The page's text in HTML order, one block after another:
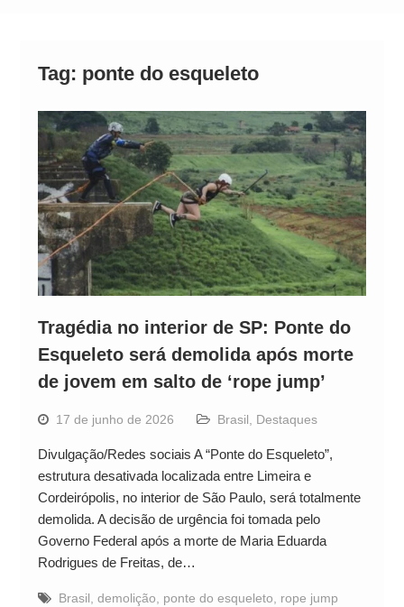
Tag: ponte do esqueleto
Tragédia no interior de SP: Ponte do
Esqueleto será demolida após morte
de jovem em salto de ‘rope jump’
17 de junho de 2026 Brasil, Destaques
Divulgação/Redes sociais A “Ponte do Esqueleto”,
estrutura desativada localizada entre Limeira e
Cordeirópolis, no interior de São Paulo, será totalmente
demolida. A decisão de urgência foi tomada pelo
Governo Federal após a morte de Maria Eduarda
Rodrigues de Freitas, de…
Brasil, demolição, ponte do esqueleto, rope jump